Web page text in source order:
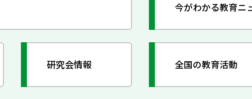
今がわかる教育ニ
研究会情報 全国の教育活動